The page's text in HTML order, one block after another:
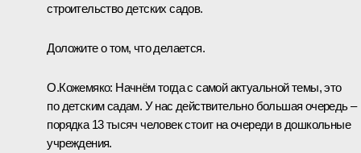
строительство детских садов.
Доложите о том, что делается.
О.Кожемяко: Начнём тогда с самой актуальной темы, это
по детским садам. У нас действительно большая очередь –
порядка 13 тысяч человек стоит на очереди в дошкольные
учреждения.